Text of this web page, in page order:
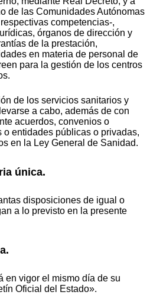
de las Comunidades Autónomas
competencias-,
órganos de dirección y
de la prestación,
en materia de personal de
para la gestión de los centros
de los servicios sanitarios y
a cabo, además de con
acuerdos, convenios o
o entidades públicas o privadas,
en la Ley General de Sanidad.
única.
disposiciones de igual o
a lo previsto en la presente
en vigor el mismo día de su
Oficial del Estado».